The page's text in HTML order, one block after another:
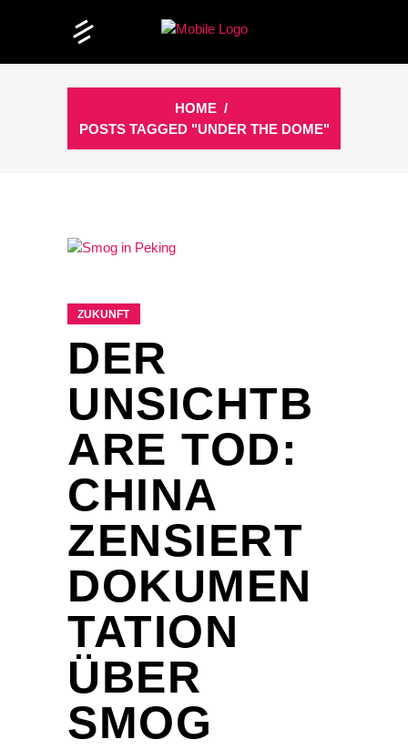
HOME /
POSTS TAGGED "UNDER THE DOME"
ZUKUNFT
DER
UNSICHTB
ARE TOD:
CHINA
ZENSIERT
DOKUMEN
TATION
ÜBER
SMOG